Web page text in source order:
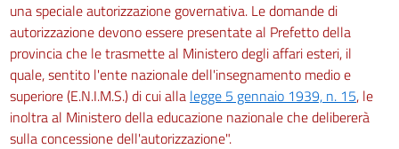
una speciale autorizzazione governativa. Le domande di
autorizzazione devono essere presentate al Prefetto della
provincia che le trasmette al Ministero degli affari esteri, il
quale, sentito l'ente nazionale dell'insegnamento medio e
superiore (E.N.I.M.S.) di cui alla legge 5 gennaio 1939, n. 15, le
inoltra al Ministero della educazione nazionale che delibererà
sulla concessione dell'autorizzazione".